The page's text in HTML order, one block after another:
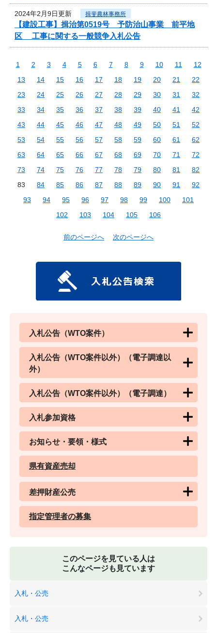
2024年2月9日更新 揖斐農林事務所
【建設工事】揖治第0519号 予防治山事業 前平地
区 工事に関する一般競争入札公告
1 2 3 4 5 6 7 8 9 10 11
12
13
14 15 16 17 18 19 20 21
22
23
24 25 26 27 28 29 30 31
32
33
34 35 36 37 38 39 40 41
42
43
44 45 46 47 48 49 50 51
52
53
54 55 56 57 58 59 60 61
62
63
64 65 66 67 68 69 70 71
72
73
74 75 76 77 78 79 80 81
82
83
84 85 86 87 88 89 90 91
92
93
94 95 96 97 98 99 100
101
102
103 104 105 106
前のページへ 次のページへ
入札公告（WTO案件）
入札公告（WTO案件以外）（電子調達以
外）
入札公告（WTO案件以外）（電子調達）
入札参加資格
お知らせ・要領・様式
県有資産売却
差押財産公売
指定管理者の募集
このページを見ている人は
こんなページも見ています
入札・公売
入札・公売